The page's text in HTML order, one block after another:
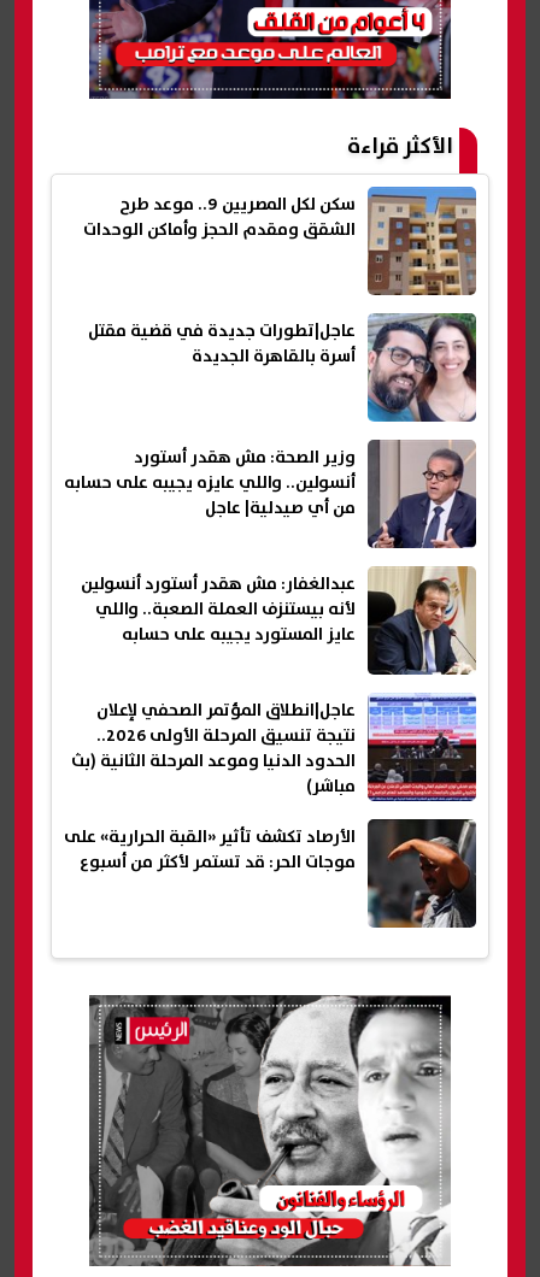
الأكثر قراءة
سكن لكل المصريين 9.. موعد طرح
الشقق ومقدم الحجز وأماكن الوحدات
عاجل|تطورات جديدة في قضية مقتل
أسرة بالقاهرة الجديدة
وزير الصحة: مش هقدر أستورد
أنسولين.. واللي عايزه يجيبه على حسابه
من أي صيدلية| عاجل
عبدالغفار: مش هقدر أستورد أنسولين
لأنه بيستنزف العملة الصعبة.. واللي
عايز المستورد يجيبه على حسابه
عاجل|انطلاق المؤتمر الصحفي لإعلان
نتيجة تنسيق المرحلة الأولى 2026..
الحدود الدنيا وموعد المرحلة الثانية (بث
مباشر)
الأرصاد تكشف تأثير «القبة الحرارية» على
موجات الحر: قد تستمر لأكثر من أسبوع